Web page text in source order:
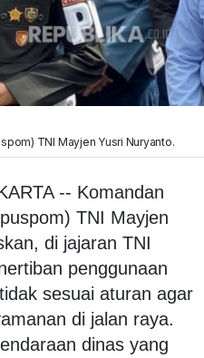
TNI Mayjen Yusri Nuryanto.
-- Komandan
TNI Mayjen
di jajaran TNI
penggunaan
sesuai aturan agar
di jalan raya.
dinas yang